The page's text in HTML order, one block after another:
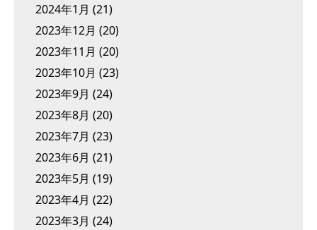
2024年1月 (21)
2023年12月 (20)
2023年11月 (20)
2023年10月 (23)
2023年9月 (24)
2023年8月 (20)
2023年7月 (23)
2023年6月 (21)
2023年5月 (19)
2023年4月 (22)
2023年3月 (24)